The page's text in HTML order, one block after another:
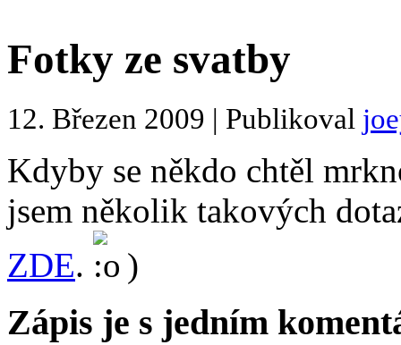
Fotky ze svatby
12. Březen 2009 | Publikoval
Kdyby se někdo chtěl
jsem několik takových
ZDE. )
Zápis je s jedním